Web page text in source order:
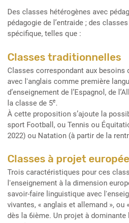
Des classes hétérogènes avec
pédagogie de l’entraide ; des
spécifique, telles que :
Classes traditionnelles
Classes correspondant aux besoins
avec l'anglais comme première
d’enseignement de l’Espagnol, de
la classe de 5e.
À cette proposition s’ajoute la
sport Football, ou Tennis ou
2022) ou Natation (à partir de la
Classes à projet
Trois caractéristiques pour ces
l'enseignement à la dimension
savoir-faire linguistique avec
vivantes, « anglais et allemand », ou
dès la 6ième. Un projet à